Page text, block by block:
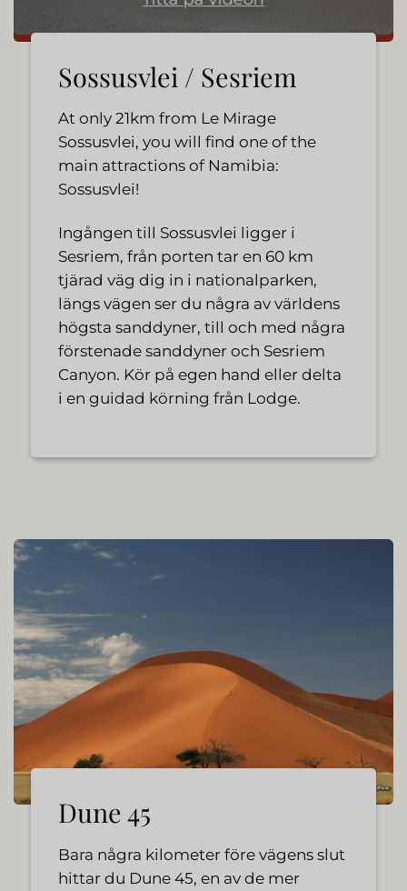
Sossusvlei / Sesriem
At only 21km from Le Mirage
Sossusvlei, you will find one of the
main attractions of Namibia:
Sossusvlei!
Ingången till Sossusvlei ligger i
Sesriem, från porten tar en 60 km
tjärad väg dig in i nationalparken,
längs vägen ser du några av världens
högsta sanddyner, till och med några
förstenade sanddyner och Sesriem
Canyon. Kör på egen hand eller delta
i en guidad körning från Lodge.
Dune 45
Bara några kilometer före vägens slut
hittar du Dune 45, en av de mer